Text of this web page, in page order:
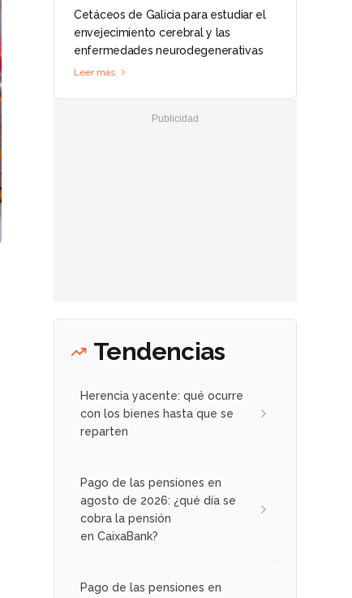
Cetáceos de Galicia para estudiar el
envejecimiento cerebral y las
enfermedades neurodegenerativas
Leer más
Tendencias
Herencia yacente: qué ocurre
con los bienes hasta que se
reparten
Pago de las pensiones en
agosto de 2026: ¿qué día se
cobra la pensión
en CaixaBank?
Pago de las pensiones en